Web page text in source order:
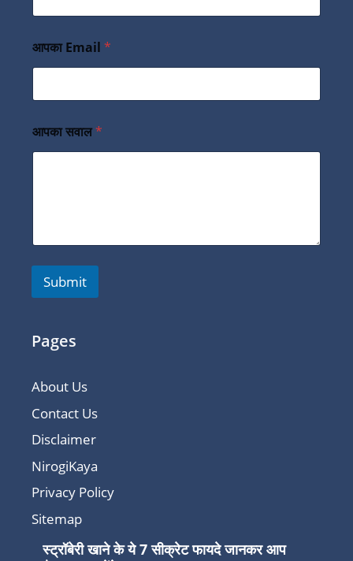
आपका Email *
आपका सवाल*
Submit
Pages
About Us
Contact Us
Disclaimer
NirogiKaya
Privacy Policy
Sitemap
स्ट्रॉबेरी खाने के ये 7 सीक्रेट फायदे जानकर आप